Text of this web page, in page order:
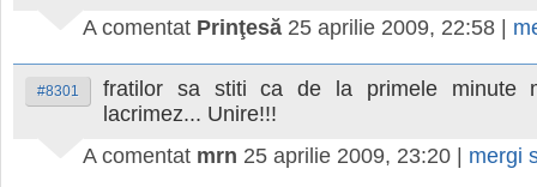
A comentat Prinţesă 25 aprilie 2009, 22:58
#8301
fratilor sa stiti ca de la primele minute
lacrimez... Unire!!!
A comentat mrn 25 aprilie 2009, 23:20 mergi